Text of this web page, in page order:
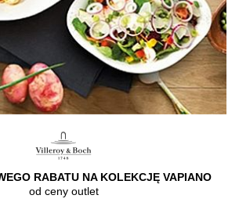
RABATU NA KOLEKCJĘ VAPIANO
od ceny outlet